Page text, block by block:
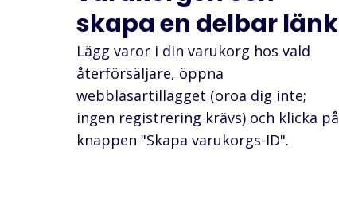
skapa en delbar länk
Lägg varor i din varukorg hos vald
återförsäljare, öppna
webbläsartillägget (oroa dig inte;
ingen registrering krävs) och klicka på
knappen "Skapa varukorgs-ID".